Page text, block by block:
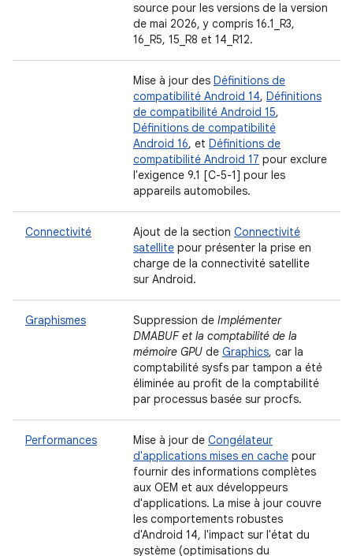
source pour les versions de la version
de mai 2026, y compris 16.1_R3,
16_R5, 15_R8 et 14_R12.
Mise à jour des Définitions de
compatibilité Android 14, Définitions
de compatibilité Android 15,
Définitions de compatibilité
Android 16, et Définitions de
compatibilité Android 17 pour exclure
l'exigence 9.1 [C-5-1] pour les
appareils automobiles.
Connectivité Ajout de la section Connectivité
satellite pour présenter la prise en
charge de la connectivité satellite
sur Android.
Graphismes Suppression de Implémenter
DMABUF et la comptabilité de la
mémoire GPU de Graphics, car la
comptabilité sysfs par tampon a été
éliminée au profit de la comptabilité
par processus basée sur procfs.
Performances Mise à jour de Congélateur
d'applications mises en cache pour
fournir des informations complètes
aux OEM et aux développeurs
d'applications. La mise à jour couvre
les comportements robustes
d'Android 14, l'impact sur l'état du
système (optimisations du